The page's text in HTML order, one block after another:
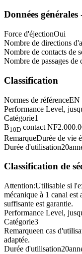
Données
Force d'éjectionOui
Nombre de directions
Nombre de contacts de
Nombre de passages de
Classification
Normes de référenceEN
Performance Level,
Catégorie1
B10D contact NF
RemarqueDurée de vie
Durée d'utilisation20
Classification de
Attention:Utilisable si
mécanique à 1 canal est
suffisante est garantie.
Performance Level,
Catégorie3
Remarqueen cas
adaptée.
Durée d'utilisation20